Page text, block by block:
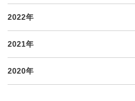
2022年
2021年
2020年